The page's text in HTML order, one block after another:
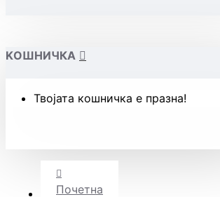
KОШНИЧКА
Твојата кошничка е празна!
Почетна